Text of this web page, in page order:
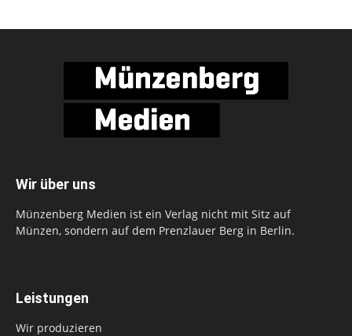
Wir über uns
Münzenberg Medien ist ein Verlag nicht mit Sitz auf
Münzen, sondern auf dem Prenzlauer Berg in Berlin.
Leistungen
Wir produzieren